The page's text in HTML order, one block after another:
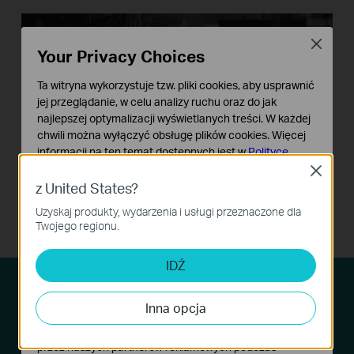
Widoczność w nocy z VIGI
Większa kompresja. Odczuwalna
oszczędność miejsca. Taka
z United States?
Uzyskaj produkty, wydarzenia i usługi przeznaczone dla
Twojego regionu.
IDŹ
Inna opcja
Close
Your Privacy Choices
Ta witryna wykorzystuje tzw. pliki cookies, aby usprawnić
jej przeglądanie, w celu analizy ruchu oraz do jak
najlepszej optymalizacji wyświetlanych treści. W każdej
chwili można wyłączyć obsługę plików cookies. Więcej
informacji na ten temat dostępnych jest wPolityce
Podstawowe Cookies
Te pliki cookies niezbędne są do poprawnego działania
witryny i nie moga zostać wyłączone.
Cookies dotyczące analizy i marketingu
Analiza - Te pliki Cookies są wykorzystywane w celu
analizy ruchu na naszej stronie, co umożliwia poprawę i
dostosowanie wyświetlanych treści.
przez naszych partnerów reklamowych podczas
Close